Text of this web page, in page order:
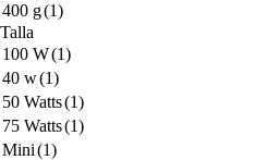
400 g(1)
Talla
100 W(1)
40 w(1)
50 Watts(1)
75 Watts(1)
Mini(1)